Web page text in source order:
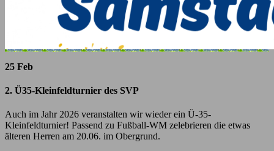
25 Feb
2. Ü35-Kleinfeldturnier des SVP
Auch im Jahr 2026 veranstalten wir wieder ein Ü-35-
Kleinfeldturnier! Passend zu Fußball-WM zelebrieren die etwas
älteren Herren am 20.06. im Obergrund.